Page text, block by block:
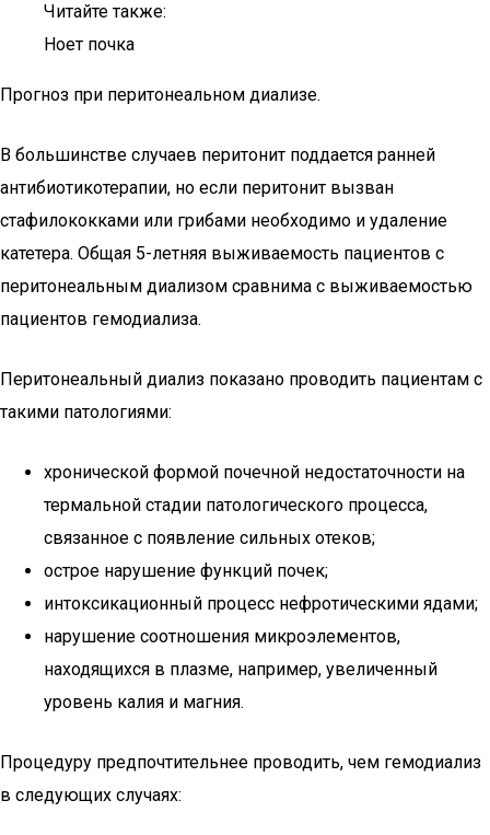
Читайте также:
Ноет почка
Прогноз при перитонеальном диализе.
В большинстве случаев перитонит поддается ранней
антибиотикотерапии, но если перитонит вызван
стафилококками или грибами необходимо и удаление
катетера. Общая 5-летняя выживаемость пациентов с
перитонеальным диализом сравнима с выживаемостью
пациентов гемодиализа.
Перитонеальный диализ показано проводить пациентам с
такими патологиями:
хронической формой почечной недостаточности на
термальной стадии патологического процесса,
связанное с появление сильных отеков;
острое нарушение функций почек;
интоксикационный процесс нефротическими ядами;
нарушение соотношения микроэлементов,
находящихся в плазме, например, увеличенный
уровень калия и магния.
Процедуру предпочтительнее проводить, чем гемодиализ
в следующих случаях: